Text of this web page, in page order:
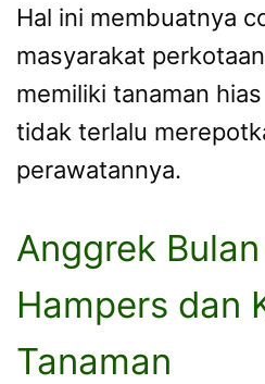
Hal ini membuatnya
masyarakat
memiliki tanaman
tidak terlalu
perawatannya.
Anggrek
Hampers dan
Tanaman